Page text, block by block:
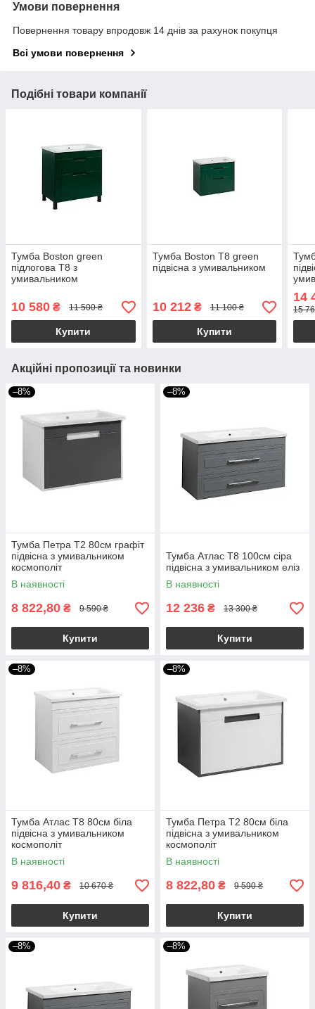
Умови повернення
Повернення товару впродовж 14 днів за рахунок покупця
Всі умови повернення
Подібні товари компанії
Тумба Boston green
підлогова Т8 з
умивальником
10 580 ₴ 11 500 ₴
Купити
Тумба Boston Т8 green
підвісна з умивальником
10 212₴ 11 100 ₴
Купити
14
15
Акційні пропозиції та новинки
–8%
Тумба Петра Т2 80см графіт
підвісна з умивальником
космополіт
В наявності
8 822,80 ₴ 9 590 ₴
Купити
–8%
Тумба Атлас Т8 100см сіра
підвісна з умивальником еліз
В наявності
12 236 ₴ 13 300 ₴
Купити
–8%
Тумба Атлас Т8 80см біла
підвісна з умивальником
космополіт
В наявності
9 816,40 ₴ 10 670 ₴
Купити
–8%
Тумба Петра Т2 80см біла
підвісна з умивальником
космополіт
В наявності
8 822,80 ₴ 9 590 ₴
Купити
–8% –8%